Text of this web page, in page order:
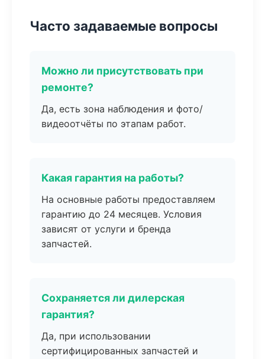
Часто задаваемые вопросы
Можно ли присутствовать при
ремонте?
Да, есть зона наблюдения и фото/
видеоотчёты по этапам работ.
Какая гарантия на работы?
На основные работы предоставляем
гарантию до 24 месяцев. Условия
зависят от услуги и бренда
запчастей.
Сохраняется ли дилерская
гарантия?
Да, при использовании
сертифицированных запчастей и